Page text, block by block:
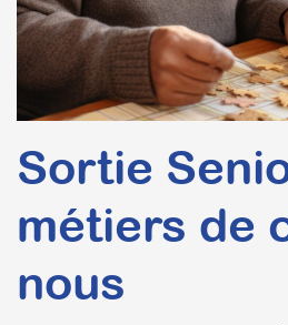
Sortie
métiers de
nous